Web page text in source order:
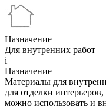
Назначение
Для внутренних работ
i
Назначение
Материалы для
для отделки
можно использовать и